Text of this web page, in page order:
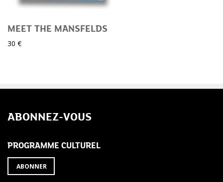
MEET THE MANSFELDS
30 €
ABONNEZ-VOUS
PROGRAMME CULTUREL
ABONNER